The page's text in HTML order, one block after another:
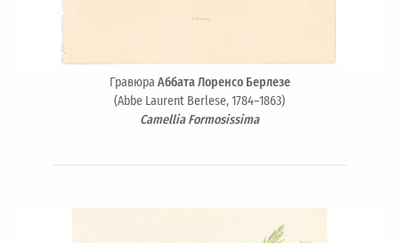
ГравюраАббата Лоренсо Берлезе
(Abbe Laurent Berlese, 1784–1863)
Camellia Formosissima